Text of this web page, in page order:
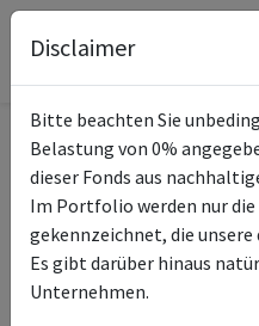
Informationen zum Fonds
Name
ISIN des Fonds
Disclaimer
Bitte beachten Sie
Belastung von 0%
dieser Fonds aus
Im Portfolio werden nur die
gekennzeichnet, die
Es gibt darüber hinaus
Unternehmen.